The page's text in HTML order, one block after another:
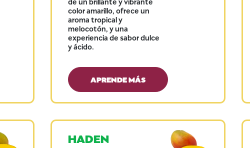
color amarillo, ofrece un
aroma tropical y
melocotón, y una
experiencia de sabor dulce
y ácido.
APRENDE MÁS
HADEN